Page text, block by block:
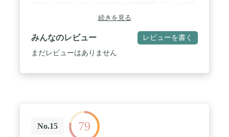
を受賞！ / 日本酒史上最小級の精米歩合「7%」によ
る、パッと消えるフィニッシュと限りなく綺麗な酒
質が贅沢な時間を演出 / 容量：720ml、アルコール
度数：16%、 使用米：蔵の華（宮城県産）、精米歩
合：7%、保管方法：冷蔵 / マイナス5℃で日本一の
続きを見る
みんなのレビュー レビューを書く
まだレビューはありません
No.15 79